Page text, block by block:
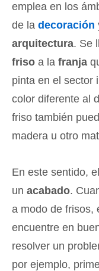
emplea en los
de la decoración
arquitectura. Se
friso a la franja
pinta en el sector
color diferente al
friso también
madera u otro
En este sentido,
un acabado.
a modo de frisos,
encuentre en
resolver un
por ejemplo,